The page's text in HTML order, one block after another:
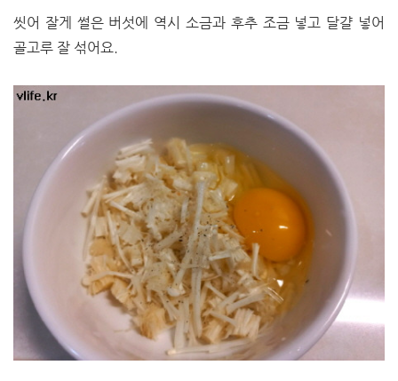
씻어 잘게 썰은 버섯에 역시 소금과 후추 조금 넣고 달걀 넣어
골고루 잘 섞어요.